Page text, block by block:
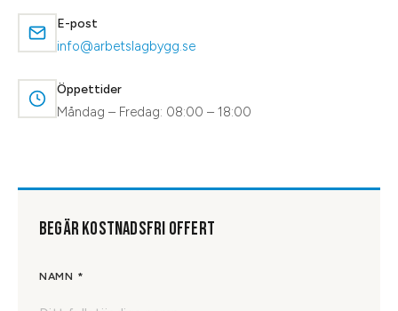
E-post
info@arbetslagbygg.se
Öppettider
Måndag – Fredag: 08:00 – 18:00
BEGÄR KOSTNADSFRI OFFERT
NAMN *